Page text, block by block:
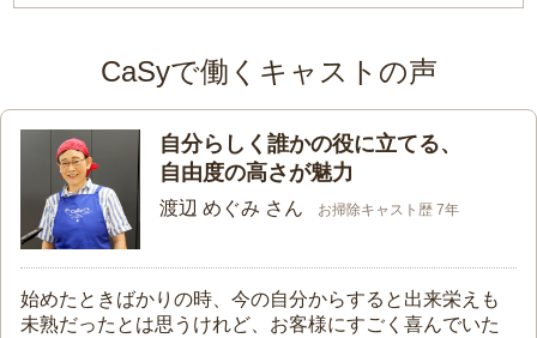
CaSyで働くキャストの声
自分らしく誰かの役に立てる、
自由度の高さが魅力
渡辺 めぐみ さん お掃除キャスト歴 7年
始めたときばかりの時、今の自分からすると出来栄えも
未熟だったとは思うけれど、お客様にすごく喜んでいた